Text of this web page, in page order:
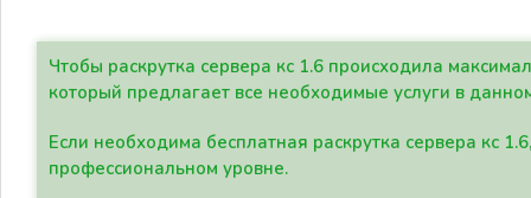
Чтобы раскрутка сервера кс 1.6 происходила
который предлагает все необходимые услуги в
Если необходима бесплатная раскрутка сервера кс
профессиональном уровне.